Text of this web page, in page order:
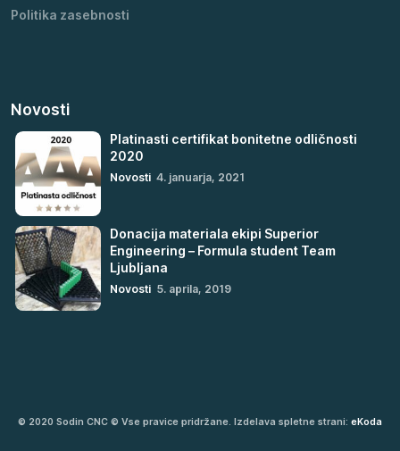
Politika zasebnosti
Novosti
Platinasti certifikat bonitetne odličnosti
2020
Novosti 4. januarja, 2021
Donacija materiala ekipi Superior
Engineering – Formula student Team
Ljubljana
Novosti 5. aprila, 2019
© 2020 Sodin CNC © Vse pravice pridržane. Izdelava spletne strani: eKoda